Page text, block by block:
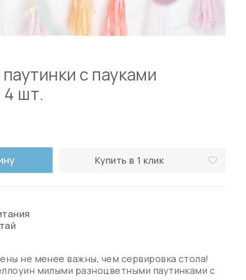
с пауками
шт.
Купить в 1 клик
не менее важны, чем сервировка стола!
милыми разноцветными паутинками с